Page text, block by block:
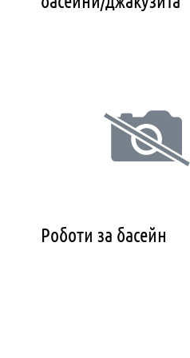
Роботи за басейн